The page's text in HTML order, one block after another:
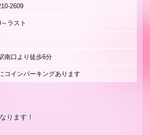
2609
ラスト
南口より徒歩6分
コインパーキングあります
ります！